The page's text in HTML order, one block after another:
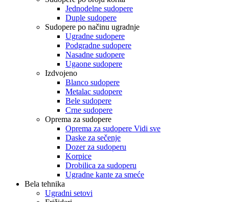
Jednodelne sudopere
Duple sudopere
Sudopere po načinu ugradnje
Ugradne sudopere
Podgradne sudopere
Nasadne sudopere
Ugaone sudopere
Izdvojeno
Blanco sudopere
Metalac sudopere
Bele sudopere
Crne sudopere
Oprema za sudopere
Oprema za sudopere Vidi sve
Daske za sečenje
Dozer za sudoperu
Korpice
Drobilica za sudoperu
Ugradne kante za smeće
Bela tehnika
Ugradni setovi